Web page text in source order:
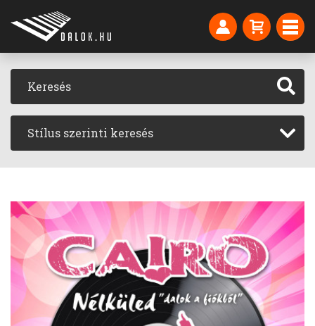
Stílus szerinti keresés